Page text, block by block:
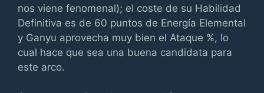
nos viene fenomenal); el coste de su Habilidad
Definitiva es de 60 puntos de Energía Elemental
y Ganyu aprovecha muy bien el Ataque %, lo
cual hace que sea una buena candidata para
este arco.